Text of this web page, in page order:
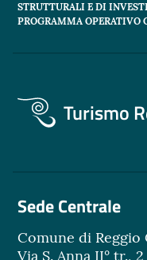
STRUTTURALI E DI
PROGRAMMA OPERATIVO
Turismo
Sede Centrale
Comune di Reggio
Via S. Anna II° tr.,